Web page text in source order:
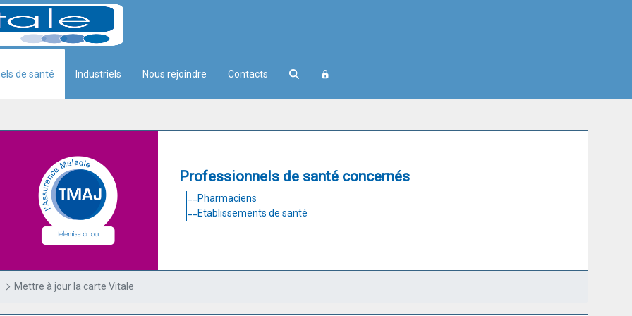
de santé Industriels Nous rejoindre Contacts
Professionnels de santé concernés
Pharmaciens
Etablissements de santé
Mettre à jour la carte Vitale